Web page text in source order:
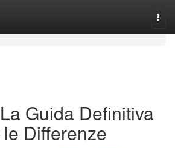
Guida Definitiva
Differenze